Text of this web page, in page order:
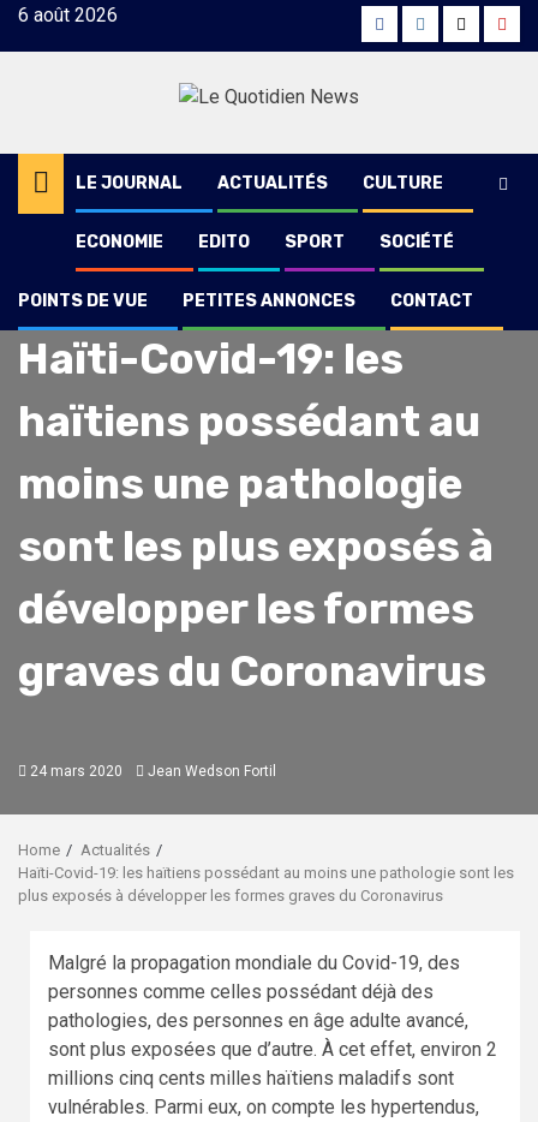
Skip6 août 2026 FacebookInstagram
Twitter
LE JOURNAL ACTUALITÉS CULTURE
ECONOMIE EDITO SPORT SOCIÉTÉ
POINTS DE VUE PETITES ANNONCES CONTACT
Actualités
Haïti-Covid-19: les
haïtiens possédant au
moins une pathologie
sont les plus exposés à
développer les formes
graves du Coronavirus
24 mars 2020 Jean Wedson Fortil
Home
Actualités
Haïti-Covid-19: les haïtiens possédant au moins une pathologie sont les
plus exposés à développer les formes graves du Coronavirus
Malgré la propagation mondiale du Covid-19, des
personnes comme celles possédant déjà des
pathologies, des personnes en âge adulte avancé,
sont plus exposées que d’autre. À cet effet, environ 2
millions cinq cents milles haïtiens maladifs sont
vulnérables. Parmi eux, on compte les hypertendus,